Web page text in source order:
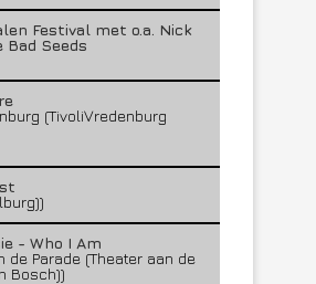
Festival met o.a. Nick
Bad Seeds
(TivoliVredenburg
- Who I Am
de Parade (Theater aan de
Bosch))